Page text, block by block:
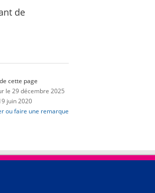
de
cette page
le 29 décembre 2025
juin 2020
ou faire une remarque